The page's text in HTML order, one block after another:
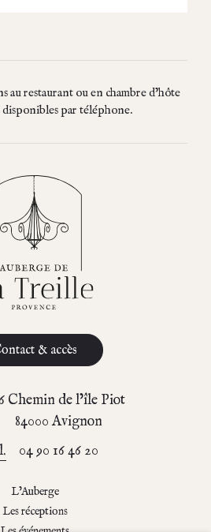
au restaurant ou en chambre d’hôte
disponibles par téléphone.
& accès
Chemin de l’île Piot
84000 Avignon
04 90 16 46 20
L’Auberge
Les réceptions